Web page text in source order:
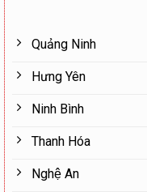
Quảng Ninh
Hưng Yên
Ninh Bình
Thanh Hóa
Nghệ An